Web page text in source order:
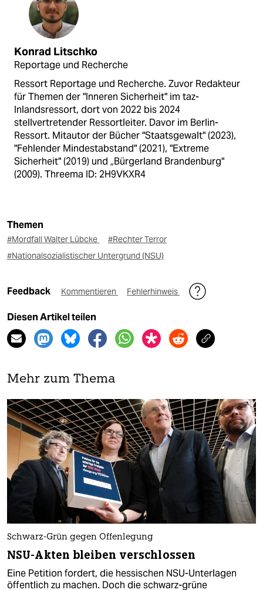
Konrad Litschko
Reportage und Recherche
Ressort Reportage und Recherche. Zuvor Redakteur
für Themen der "Inneren Sicherheit" im taz-
Inlandsressort, dort von 2022 bis 2024
stellvertretender Ressortleiter. Davor im Berlin-
Ressort. Mitautor der Bücher "Staatsgewalt" (2023),
"Fehlender Mindestabstand" (2021), "Extreme
Sicherheit" (2019) und „Bürgerland Brandenburg"
(2009). Threema ID: 2H9VKXR4
Themen
#Mordfall Walter Lübcke
#Rechter Terror
#Nationalsozialistischer Untergrund (NSU)
Feedback Kommentieren Fehlerhinweis
Diesen Artikel teilen
Mehr zum Thema
Schwarz-Grün gegen Offenlegung
NSU-Akten bleiben verschlossen
Eine Petition fordert, die hessischen NSU-Unterlagen
öffentlich zu machen. Doch die schwarz-grüne